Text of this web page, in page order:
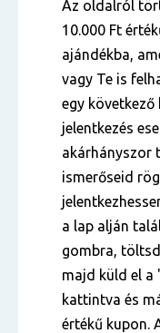
Az oldalról
10.000 Ft
ajándékba,
vagy Te is
egy következő
jelentkezés
akárhányszor
ismerőseid
a lap alján
gombra,
majd küld el a
kattintva és
értékű kupon.